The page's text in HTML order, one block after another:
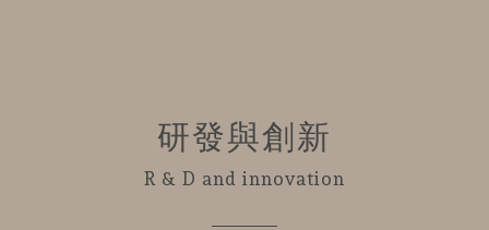
研發與創新
R & D and innovation